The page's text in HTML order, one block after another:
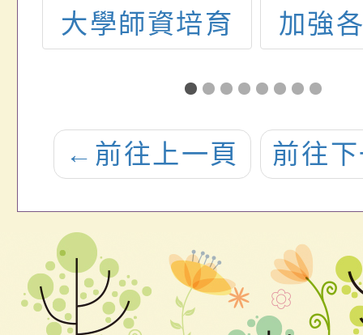
大學師資培育
心辦理「114學
年度特殊教育
幼兒園身心障
礙組學士後教
育學分班(A
班)」招生訊息
加強
知能
習主
的情
支持-
的情
← 前往上一頁 前往